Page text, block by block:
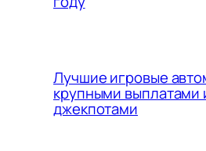
Лучшие игровые
крупными выплатами
джекпотами